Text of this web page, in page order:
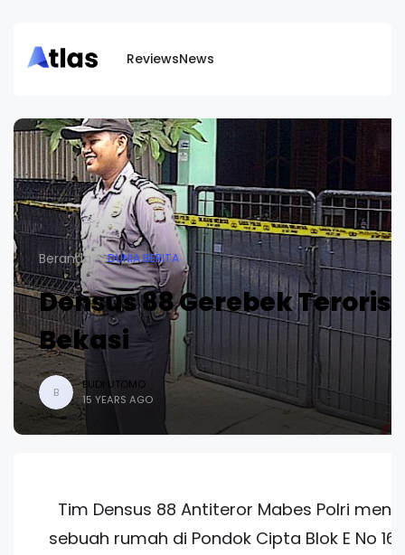
ReviewsNews
Beranda DUNIA BERITA
Densus 88 Gerebek Teroris
Bekasi
B
BUDI UTOMO
15 YEARS AGO
Tim Densus 88 Antiteror Mabes Polri
sebuah rumah di Pondok Cipta Blok E No